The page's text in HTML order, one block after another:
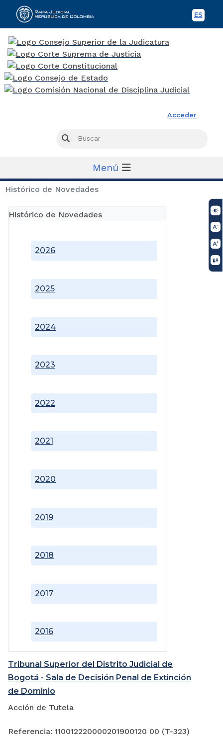
ES
Acceder
Buscar
Menú
Histórico de Novedades
Histórico de Novedades
2016
2017
2018
2019
2020
2021
2022
2023
2024
2025
2026
Tribunal Superior del Distrito Judicial de
Bogotá - Sala de Decisión Penal de Extinción
de Dominio
Acción de Tutela
Referencia: 110012220000201900120 00 (T-323)